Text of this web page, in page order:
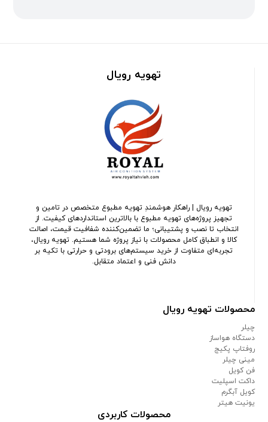
تهویه رویال
تهویه رویال | راهکار هوشمندِ تهویه مطبوع متخصص در تامین و
تجهیز پروژه‌های تهویه مطبوع با بالاترین استانداردهای کیفیت. از
انتخاب تا نصب و پشتیبانی؛ ما تضمین‌کننده شفافیت قیمت، اصالت
کالا و انطباق کامل محصولات با نیاز پروژه شما هستیم. تهویه رویال،
تجربه‌ای متفاوت از خرید سیستم‌های برودتی و حرارتی با تکیه بر
دانش فنی و اعتماد متقابل.
محصولات تهویه رویال
چیلر
دستگاه هواساز
روفتاپ پکیج
مینی چیلر
فن کویل
داکت اسپلیت
کویل آبگرم
یونیت هیتر
محصولات کاربردی